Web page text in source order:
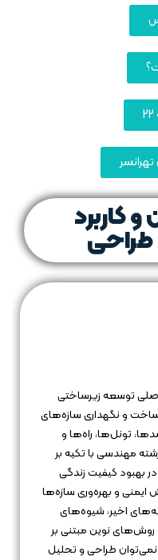
تهرانسر
کاربرد
طراحی
توسعه زیرساختی
و نگهداری سازه‌های
تونل‌ها، راه‌ها و
مهندسی با تکیه بر
بهبود کیفیت زندگی
ایمنی و بهره‌وری سازه‌ها
اخیر، شیوه‌های
نوین مبتنی بر
نمی‌توان طراحی و تحلیل